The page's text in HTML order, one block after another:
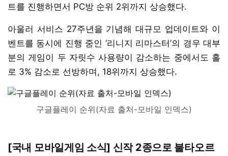
트를 진행하면서 PC방 순위 2위까지 상승했다.
아울러 서비스 27주년을 기념해 대규모 업데이트와 이
벤트를 동시에 진행 중인 ‘리니지 리마스터’의 경우 대부
분의 게임이 두 자릿수 사용량이 감소하는 중에서도 홀
로 3% 감소로 선방하며, 18위까지 상승했다.
구글플레이 순위(자료 출처-모바일 인덱스)
[국내 모바일게임 소식] 신작 2종으로 불타오르